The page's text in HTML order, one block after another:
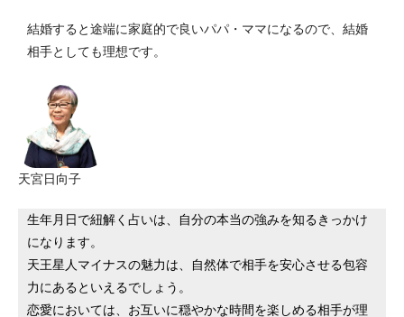
結婚すると途端に家庭的で良いパパ・ママになるので、結婚
相手としても理想です。
天宮日向子
生年月日で紐解く占いは、自分の本当の強みを知るきっかけ
になります。
天王星人マイナスの魅力は、自然体で相手を安心させる包容
力にあるといえるでしょう。
恋愛においては、お互いに穏やかな時間を楽しめる相手が理